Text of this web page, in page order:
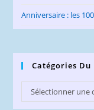
Anniversaire : les
Catégories Du
Catégories
du
Sélectionner une